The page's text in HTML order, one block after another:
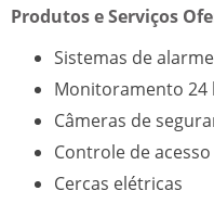
Produtos e Serviços
Sistemas de alarme
Monitoramento 24
Câmeras de
Controle de acesso
Cercas elétricas